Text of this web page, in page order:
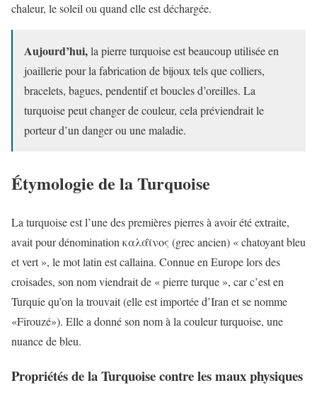
chaleur, le soleil ou quand elle est déchargée.
Aujourd’hui,la pierre turquoise est beaucoup utilisée en
joaillerie pour la fabrication de bijoux tels que colliers,
bracelets, bagues, pendentif et boucles d’oreilles. La
turquoise peut changer de couleur, cela préviendrait le
porteur d’un danger ou une maladie.
Étymologie de la Turquoise
La turquoise est l’une des premières pierres à avoir été extraite,
avait pour dénomination καλάϊνος (grec ancien) « chatoyant bleu
et vert », le mot latin est callaina. Connue en Europe lors des
croisades, son nom viendrait de « pierre turque », car c’est en
Turquie qu’on la trouvait (elle est importée d’Iran et se nomme
«Firouzé»). Elle a donné son nom à la couleur turquoise, une
nuance de bleu.
Propriétés de la Turquoise contre les maux physiques